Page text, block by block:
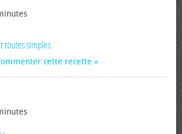
toutes simples
cette recette